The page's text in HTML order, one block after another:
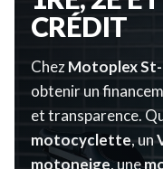
CRÉDIT
ChezMotoplex
obtenir un
et transparence.
motocyclette, un
motoneige, une